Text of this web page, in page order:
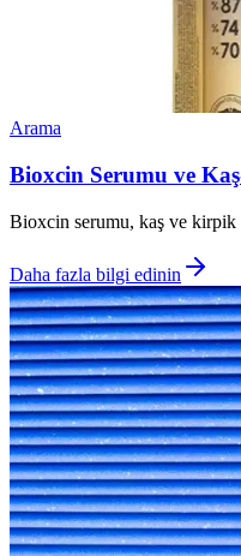
Arama
Bioxcin Serumu ve
Bioxcin serumu, kaş ve kirpik
Daha fazla bilgi edinin